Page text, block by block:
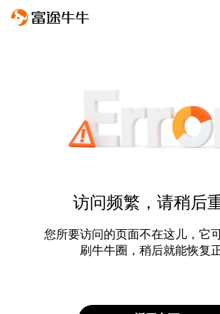
访问频繁，请稍后
您所要访问的页面不在这儿，它
刷牛牛圈，稍后就能恢复